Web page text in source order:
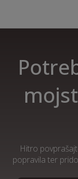
Hitro
popravila ter